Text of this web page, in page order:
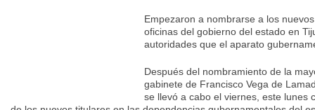
Empezaron a nombrarse a los
oficinas del gobierno del estado en
autoridades que el aparato
Después del nombramiento de la
gabinete de Francisco Vega de
se llevó a cabo el viernes, este lunes